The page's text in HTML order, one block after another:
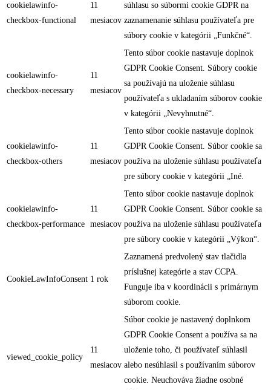
cookielawinfo-
checkbox-functional
11
mesiacov
súhlasu so súbormi cookie GDPR na
zaznamenanie súhlasu používateľa pre
súbory cookie v kategórii „Funkčné“.
cookielawinfo-
checkbox-necessary
11
mesiacov
Tento súbor cookie nastavuje doplnok
GDPR Cookie Consent. Súbory cookie
sa používajú na uloženie súhlasu
používateľa s ukladaním súborov cookie
v kategórii „Nevyhnutné“.
cookielawinfo-
checkbox-others
11
mesiacov
Tento súbor cookie nastavuje doplnok
GDPR Cookie Consent. Súbor cookie sa
používa na uloženie súhlasu používateľa
pre súbory cookie v kategórii „Iné.
cookielawinfo-
checkbox-performance
11
mesiacov
Tento súbor cookie nastavuje doplnok
GDPR Cookie Consent. Súbor cookie sa
používa na uloženie súhlasu používateľa
pre súbory cookie v kategórii „Výkon“.
CookieLawInfoConsent 1 rok
Zaznamená predvolený stav tlačidla
príslušnej kategórie a stav CCPA.
Funguje iba v koordinácii s primárnym
súborom cookie.
viewed_cookie_policy
11
mesiacov
Súbor cookie je nastavený doplnkom
GDPR Cookie Consent a používa sa na
uloženie toho, či používateľ súhlasil
alebo nesúhlasil s používaním súborov
cookie. Neuchováva žiadne osobné